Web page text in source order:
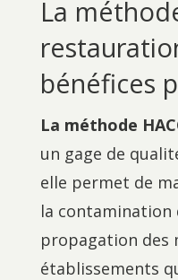
La
bénéfices
La méthode
un gage de
elle permet de
la contamination
propagation des
établissements